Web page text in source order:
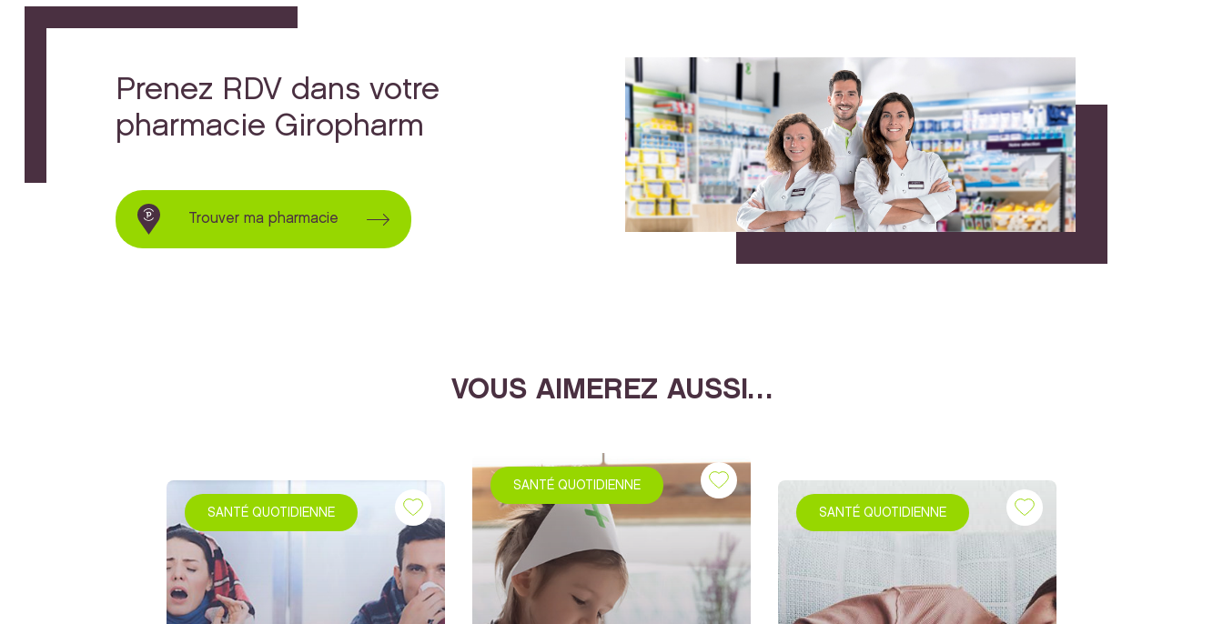
Prenez RDV dans votre
pharmacie Giropharm
Trouver ma pharmacie
VOUS AIMEREZ AUSSI…
SANTÉ QUOTIDIENNE
SANTÉ QUOTIDIENNE
SANTÉ QUOTIDIENNE